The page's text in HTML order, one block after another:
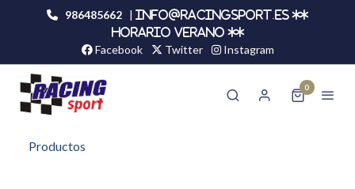
986485662 |
info@racingsport.es **
HORARIO VERANO **
Facebook Twitter Instagram
0
Productos